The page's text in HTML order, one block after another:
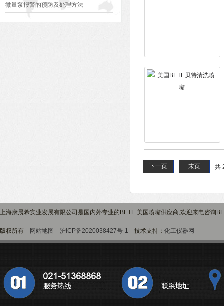
微量泵报警的预防及处理方法
共
下一页 末页
上海康晨希实业发展有限公司是国内外专业的BETE 美国喷嘴供应商,欢迎来电咨询
版权所有 网站地图 沪ICP备2020038427号-1 技术支持： 化工仪器网